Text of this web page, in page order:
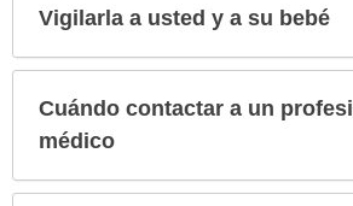
Vigilarla a usted y a su bebé
Cuándo contactar a un
médico